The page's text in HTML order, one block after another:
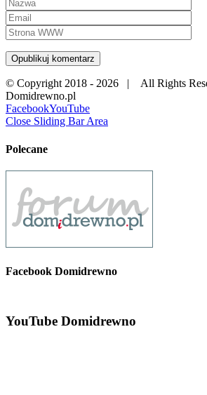
© Copyright 2018 - 2026 | All Rights
Domidrewno.pl
FacebookYouTube
Close Sliding Bar Area
Polecane
Facebook Domidrewno
YouTube Domidrewno